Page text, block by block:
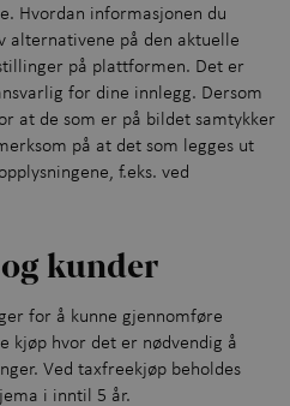
Hvordan informasjonen du
alternativene på den aktuelle
på plattformen. Det er
for dine innlegg. Dersom
at de som er på bildet samtykker
på at det som legges ut
f.eks. ved
kunder
for å kunne gjennomføre
kjøp hvor det er nødvendig å
Ved taxfreekjøp beholdes
i inntil 5 år.